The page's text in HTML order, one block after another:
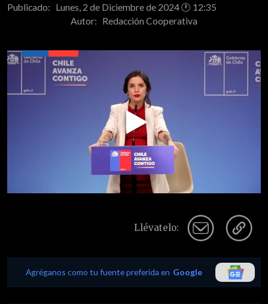
Publicado: Lunes, 2 de Diciembre de 2024 🕐 12:35
Autor: Redacción Cooperativa
Play
Video
Llévatelo:
Agréganos como tu fuente preferida en Google